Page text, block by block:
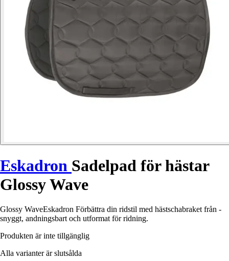
Eskadron Sadelpad för hästar
Glossy Wave
Glossy WaveEskadron Förbättra din ridstil med hästschabraket från -
snyggt, andningsbart och utformat för ridning.
Produkten är inte tillgänglig
Alla varianter är slutsålda